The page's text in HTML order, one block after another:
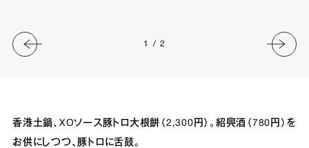
1 / 2
香港土鍋、XOソース豚トロ大根餅（2,300円）。紹興酒（780円）を
お供にしつつ、豚トロに舌鼓。